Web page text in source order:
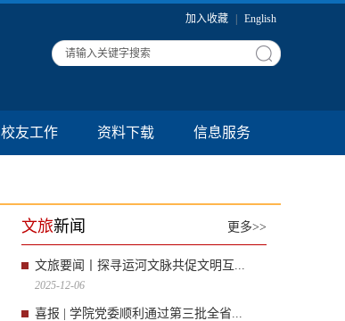
加入收藏 English
校友工作 资料下载 信息服务
更多>>
文旅新闻
文旅要闻丨探寻运河文脉共促文明互...
2025-12-06
喜报 | 学院党委顺利通过第三批全省...